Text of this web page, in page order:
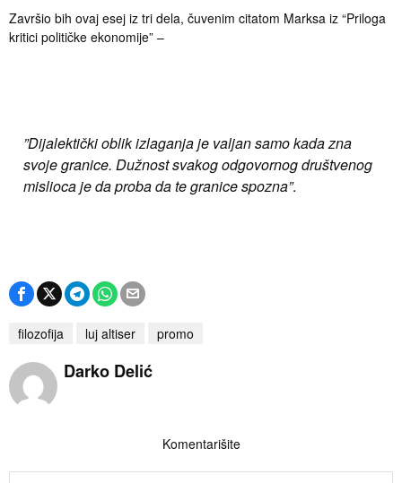
Završio bih ovaj esej iz tri dela, čuvenim citatom Marksa iz “Priloga
kritici političke ekonomije” –
”Dijalektički oblik izlaganja je valjan samo kada zna
svoje granice. Dužnost svakog odgovornog društvenog
mislioca je da proba da te granice spozna”.
filozofija luj altiser promo
Darko Delić
Komentarišite